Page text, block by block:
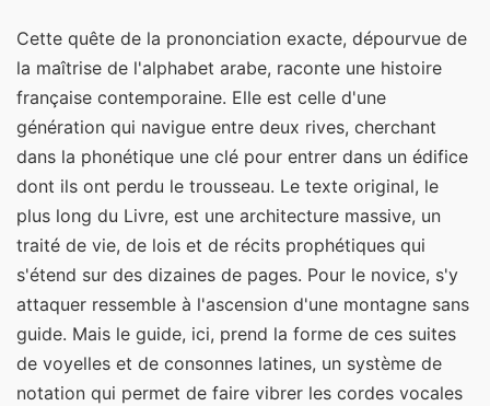
Cette quête de la prononciation exacte, dépourvue de
la maîtrise de l'alphabet arabe, raconte une histoire
française contemporaine. Elle est celle d'une
génération qui navigue entre deux rives, cherchant
dans la phonétique une clé pour entrer dans un édifice
dont ils ont perdu le trousseau. Le texte original, le
plus long du Livre, est une architecture massive, un
traité de vie, de lois et de récits prophétiques qui
s'étend sur des dizaines de pages. Pour le novice, s'y
attaquer ressemble à l'ascension d'une montagne sans
guide. Mais le guide, ici, prend la forme de ces suites
de voyelles et de consonnes latines, un système de
notation qui permet de faire vibrer les cordes vocales